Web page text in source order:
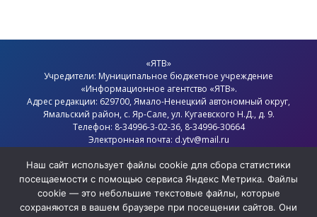
«ЯТВ»
Учредители: Муниципальное бюджетное учреждение
«Информационное агентство «ЯТВ».
Адрес редакции: 629700, Ямало-Ненецкий автономный округ,
Ямальский район, с. Яр-Сале, ул. Кугаевского Н.Д., д. 9.
Телефон: 8-34996-3-02-36, 8-34996-30664
Электронная почта: d.ytv@mail.ru
Политика конфиденциальности
Наш сайт использует файлы cookie для сбора статистики
посещаемости с помощью сервиса Яндекс Метрика. Файлы
cookie — это небольшие текстовые файлы, которые
сохраняются в вашем браузере при посещении сайтов. Они